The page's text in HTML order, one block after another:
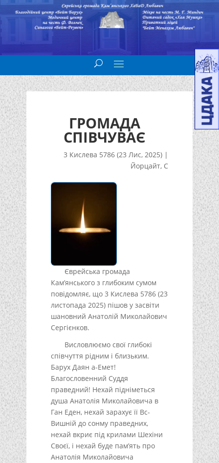
ГРОМАДА
СПІВЧУВАЄ
3 Кислева 5786 (23 Лис, 2025) |
Йорцайт, С
Єврейська громада
Кам’янського з глибоким сумом
повідомляє, що 3 Кислева 5786 (23
листопада 2025) пішов у засвіти
шановний Анатолій Миколайович
Сергієнков.
Висловлюємо свої глибокі
співчуття рідним і близьким.
Барух Даян а-Емет!
Благословенний Суддя
праведний! Нехай підніметься
душа Анатолія Миколайовича в
Ган Еден, нехай зарахує її Вс-
Вишній до сонму праведних,
нехай вкриє під крилами Шехіни
Своєї, і нехай буде пам’ять про
Анатолія Миколайовича